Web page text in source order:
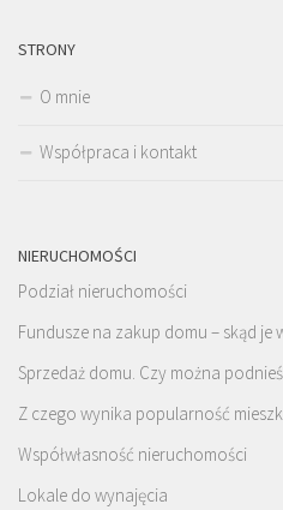
STRONY
O mnie
Współpraca i kontakt
NIERUCHOMOŚCI
Podział nieruchomości
Fundusze na zakup domu – skąd je
Sprzedaż domu. Czy można
Z czego wynika popularność
Współwłasność nieruchomości
Lokale do wynajęcia